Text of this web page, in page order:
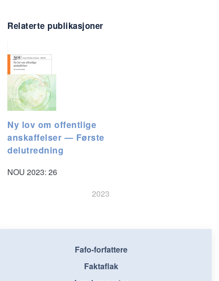
Relaterte publikasjoner
Ny lov om offentlige
anskaffelser — Første
delutredning
NOU 2023: 26
2023
Fafo-forfattere
Faktaflak